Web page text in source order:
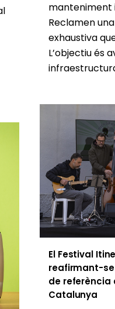
manteniment
Reclamen
exhaustiva
L’objectiu és
El Festival
reafirmant-
de referència
Catalunya